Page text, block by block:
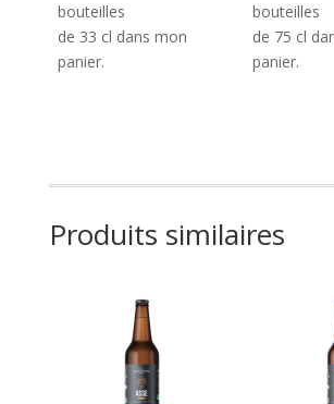
bouteilles
de 33 cl dans mon
panier.
bouteilles
de 75 cl
panier.
Produits similaires